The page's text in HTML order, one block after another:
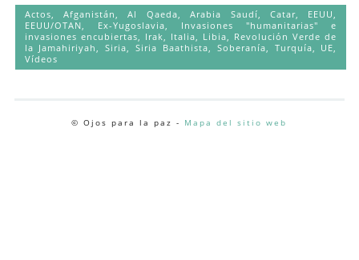
Actos Afganistán ,Al Qaeda ,Arabia Saudí Catar, EEUU
EEUU/OTAN
Ex-Yugoslavia
Invasiones "humanitarias" e
invasiones encubiertas
Irak Italia Libia
Revolución Verde de
la Jamahiriyah
,Siria ,Siria Baathista Soberanía Turquía UE
Vídeos
© Ojos para la paz - Mapa del sitio web